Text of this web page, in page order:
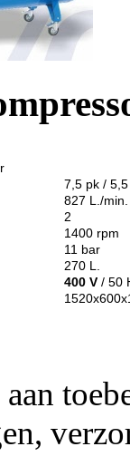
7,5 pk /
827 L./min.
2
1400 rpm
11 bar
270 L.
400 V / 50